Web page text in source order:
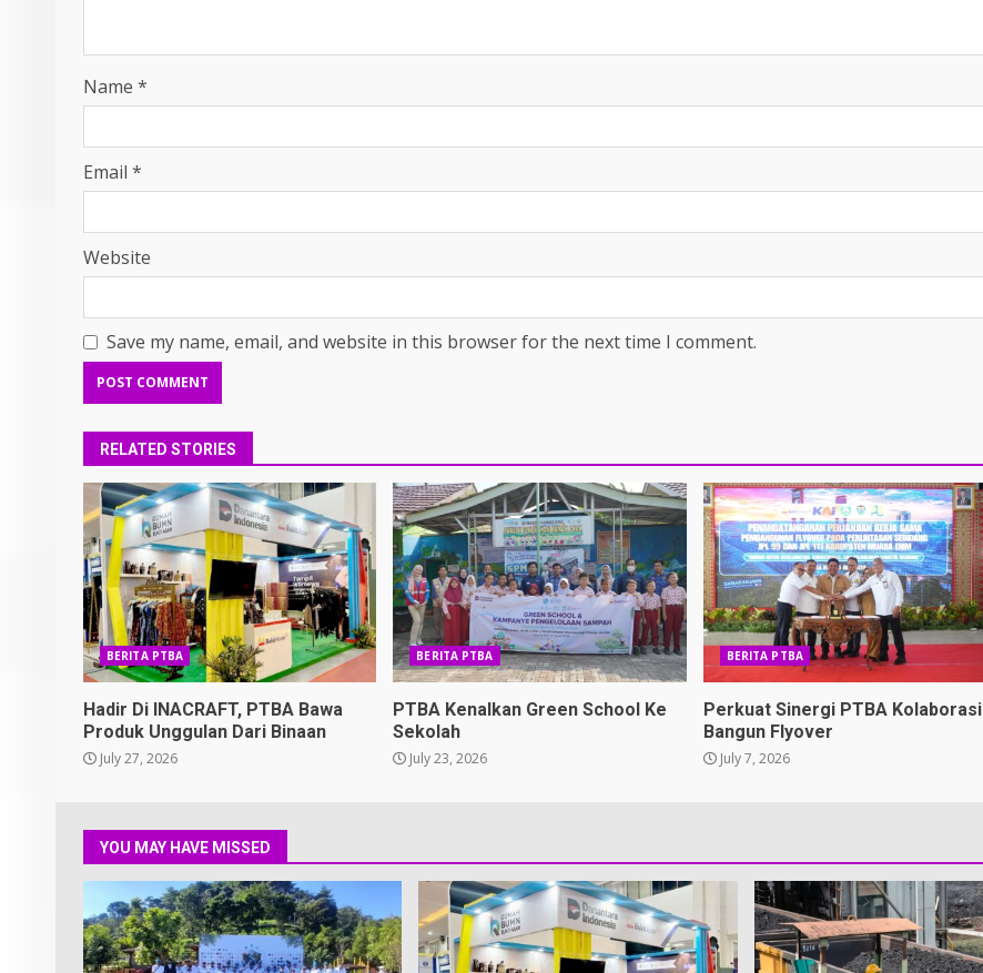
Name *
Email *
Website
Save my name, email, and website in this browser for the next time I comment.
RELATED STORIES
BERITA PTBA
Hadir Di INACRAFT, PTBA Bawa
Produk Unggulan Dari Binaan
July 27, 2026
BERITA PTBA
PTBA Kenalkan Green School Ke
Sekolah
July 23, 2026
BERITA PTBA
Perkuat Sinergi PTBA Kolaborasi
Bangun Flyover
July 7, 2026
YOU MAY HAVE MISSED